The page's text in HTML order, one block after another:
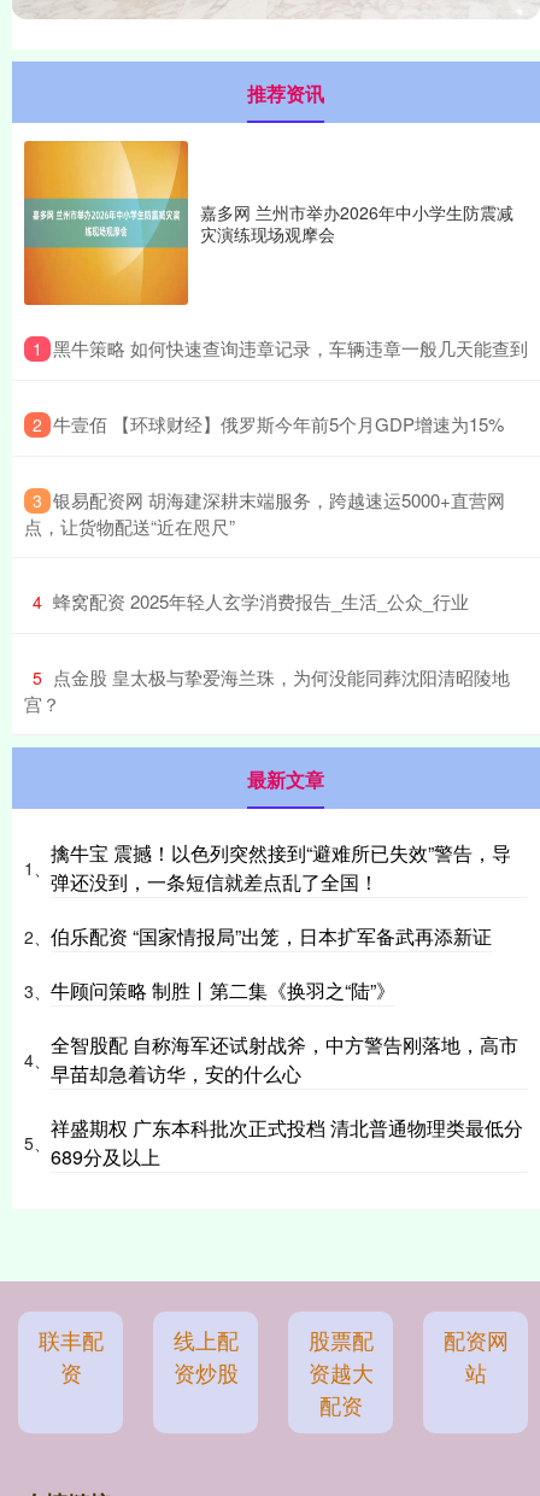
推荐资讯
嘉多网 兰州市举办2026年中小学生防震减
灾演练现场观摩会
1 ​黑牛策略 如何快速查询违章记录，车辆违章一般几天能查到
2 ​牛壹佰 【环球财经】俄罗斯今年前5个月GDP增速为15%
3 ​银易配资网 胡海建深耕末端服务，跨越速运5000+直营网
点，让货物配送“近在咫尺”
4 ​蜂窝配资 2025年轻人玄学消费报告_生活_公众_行业
5 ​点金股 皇太极与挚爱海兰珠，为何没能同葬沈阳清昭陵地
宫？
最新文章
1、
擒牛宝 震撼！以色列突然接到“避难所已失效”警告，导
弹还没到，一条短信就差点乱了全国！
2、 伯乐配资 “国家情报局”出笼，日本扩军备武再添新证
3、 牛顾问策略 制胜丨第二集《换羽之“陆”》
4、
全智股配 自称海军还试射战斧，中方警告刚落地，高市
早苗却急着访华，安的什么心
5、
祥盛期权 广东本科批次正式投档 清北普通物理类最低分
689分及以上
联丰配
资
线上配
资炒股
股票配
资越大
配资
配资网
站